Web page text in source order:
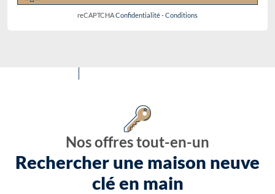
reCAPTCHAConfidentialité-Conditions
Nos offres tout-en-un
Rechercher une maison neuve
clé en main